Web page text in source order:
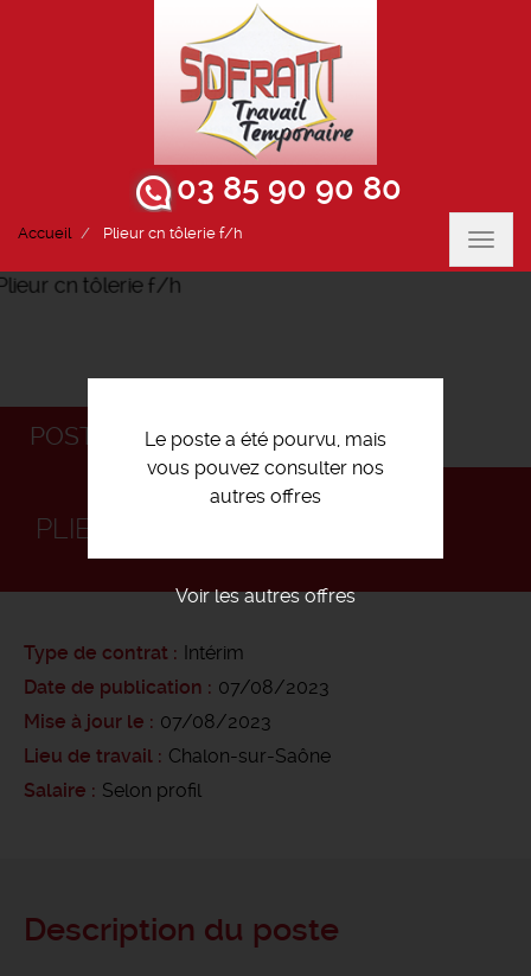
03 85 90 90 80
Accueil Plieur cn tôlerie f/h
Le poste a été pourvu, mais
vous pouvez consulter nos
autres offres
Voir les autres offres
POSTULEZ
PLIEUR CN TÔLERIE F/H
Type de contrat
Intérim
Date de publication
07/08/2023
Mise à jour le
07/08/2023
Lieu de travail
Chalon-sur-Saône
Salaire
Selon profil
Description du poste